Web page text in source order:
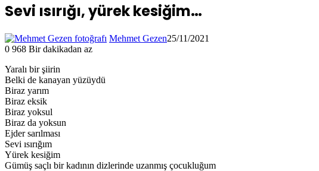
Sevi ısırığı, yürek kesiğim…
Mehmet Gezen25/11/2021
0 968 Bir dakikadan az
Yaralı bir şiirin
Belki de kanayan yüzüydü
Biraz yarım
Biraz eksik
Biraz yoksul
Biraz da yoksun
Ejder sarılması
Sevi ısırığım
Yürek kesiğim
Gümüş saçlı bir kadının dizlerinde uzanmış çocukluğum